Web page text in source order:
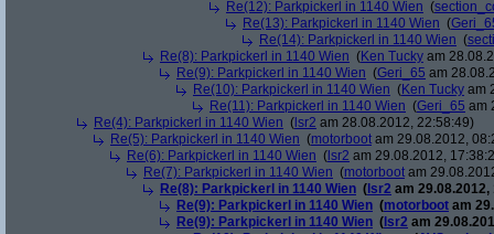
Re(12): Parkpickerl in 1140 Wien (
Re(13): Parkpickerl in 1140 Wien (
Re(14): Parkpickerl in 1140 Wien (
Re(8): Parkpickerl in 1140 Wien (Ken Tucky am
Re(9): Parkpickerl in 1140 Wien (Geri_65 am
Re(10): Parkpickerl in 1140 Wien (Ken Tucky am
Re(11): Parkpickerl in 1140 Wien (Geri_65 am
Re(4): Parkpickerl in 1140 Wien ( lsr2 am 28.08.2012, 22:58:49)
Re(5): Parkpickerl in 1140 Wien (motorboot am 29.08.2012,
Re(6): Parkpickerl in 1140 Wien ( lsr2 am 29.08.2012,
Re(7): Parkpickerl in 1140 Wien (motorboot am
Re(8): Parkpickerl in 1140 Wien ( lsr2 am 29.08.2012,
Re(9): Parkpickerl in 1140 Wien (motorboot am
Re(9): Parkpickerl in 1140 Wien ( lsr2 am